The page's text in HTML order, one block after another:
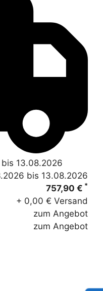
13.08.2026
bis 13.08.2026
757,90 € *
+ 0,00 € Versand
zum Angebot
zum Angebot